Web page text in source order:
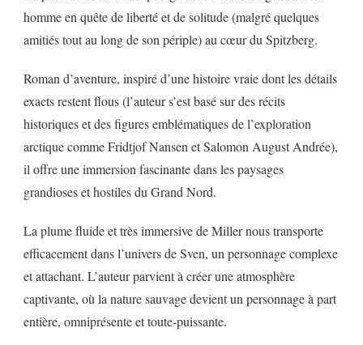
NATHANIEL
IAN
homme en quête de liberté et de solitude (malgré quelques
amitiés tout au long de son périple) au cœur du Spitzberg.
Roman d’aventure, inspiré d’une histoire vraie dont les détails
exacts restent flous (l’auteur s’est basé sur des récits
historiques et des figures emblématiques de l’exploration
arctique comme Fridtjof Nansen et Salomon August Andrée),
il offre une immersion fascinante dans les paysages
grandioses et hostiles du Grand Nord.
La plume fluide et très immersive de Miller nous transporte
efficacement dans l’univers de Sven, un personnage complexe
et attachant. L’auteur parvient à créer une atmosphère
captivante, où la nature sauvage devient un personnage à part
entière, omniprésente et toute-puissante.